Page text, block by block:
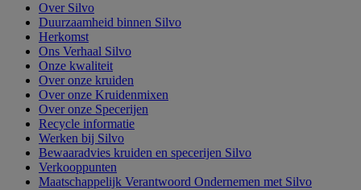
Over Silvo
Duurzaamheid binnen Silvo
Herkomst
Ons Verhaal Silvo
Onze kwaliteit
Over onze kruiden
Over onze Kruidenmixen
Over onze Specerijen
Recycle informatie
Werken bij Silvo
Bewaaradvies kruiden en specerijen Silvo
Verkooppunten
Maatschappelijk Verantwoord Ondernemen met Silvo